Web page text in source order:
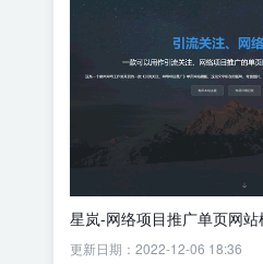
星岚-网络项目推广单页网站
更新日期：2022-12-06 18:36